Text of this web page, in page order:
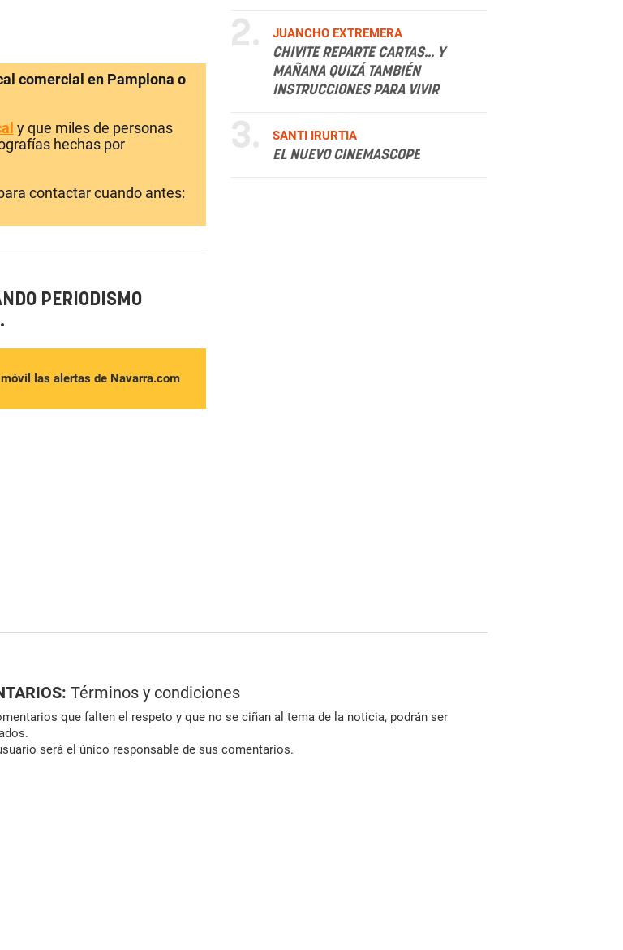
comercial en Pamplona o
y que miles de personas
hechas por
contactar cuando antes:
PERIODISMO
las alertas de Navarra.com
2.
JUANCHO EXTREMERA
CHIVITE REPARTE CARTAS... Y
MAÑANA QUIZÁ TAMBIÉN
INSTRUCCIONES PARA VIVIR
3.
SANTI IRURTIA
EL NUEVO CINEMASCOPE
Términos y condiciones
que falten el respeto y que no se ciñan al tema de la noticia, podrán ser
será el único responsable de sus comentarios.